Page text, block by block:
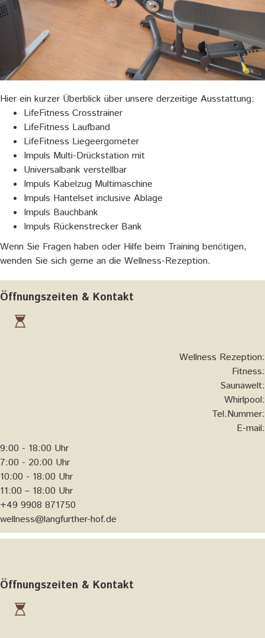
Hier ein kurzer Überblick über unsere derzeitige Ausstattung:
LifeFitness Crosstrainer
LifeFitness Laufband
LifeFitness Liegeergometer
Impuls Multi-Drückstation mit
Universalbank verstellbar
Impuls Kabelzug Multimaschine
Impuls Hantelset inclusive Ablage
Impuls Bauchbank
Impuls Rückenstrecker Bank
Wenn Sie Fragen haben oder Hilfe beim Training benötigen,
wenden Sie sich gerne an die Wellness-Rezeption.
Öffnungszeiten & Kontakt
Wellness Rezeption:
Fitness:
Saunawelt:
Whirlpool:
Tel.Nummer:
E-mail:
9:00 - 18:00 Uhr
7:00 - 20:00 Uhr
10:00 - 18:00 Uhr
11:00 – 18:00 Uhr
+49 9908 871750
wellness@langfurther-hof.de
Öffnungszeiten & Kontakt